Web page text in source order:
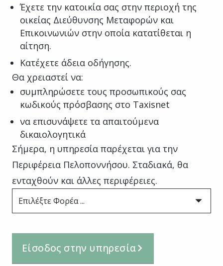
Έχετε την κατοικία σας στην περιοχή της
οικείας Διεύθυνσης Μεταφορών και
Επικοινωνιών στην οποία κατατίθεται η
αίτηση.
Κατέχετε άδεια οδήγησης.
Θα χρειαστεί να:
συμπληρώσετε τους προσωπικούς σας
κωδικούς πρόσβασης στο Taxisnet
να επισυνάψετε τα απαιτούμενα
δικαιολογητικά
Σήμερα, η υπηρεσία παρέχεται για την
Περιφέρεια Πελοποννήσου. Σταδιακά, θα
ενταχθούν και άλλες περιφέρειες.
Επιλέξτε Φορέα ...
Είσοδος στην υπηρεσία